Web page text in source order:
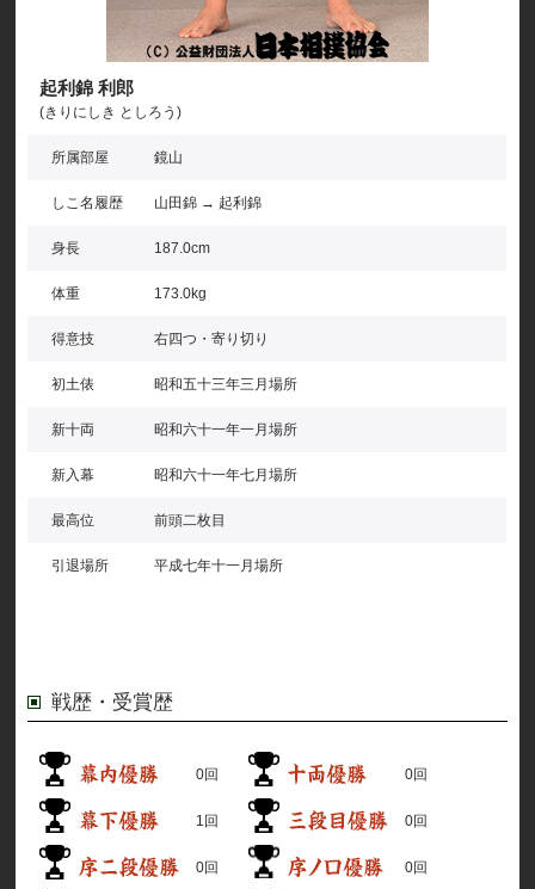
起利錦 利郎
(きりにしき としろう)
所属部屋 鏡山
しこ名履歴 山田錦 → 起利錦
身長 187.0cm
体重 173.0kg
得意技 右四つ・寄り切り
初土俵 昭和五十三年三月場所
新十両 昭和六十一年一月場所
新入幕 昭和六十一年七月場所
最高位 前頭二枚目
引退場所 平成七年十一月場所
戦歴・受賞歴
0回 0回
1回 0回
0回 0回